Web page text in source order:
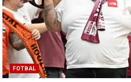
FOTBAL